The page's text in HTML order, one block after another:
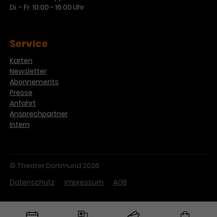
verschiedene Websites hinweg.
Di. - Fr. 10:00 - 16:00 Uhr
Service
Karten
Newsletter
Abonnements
Presse
Anfahrt
Ansprechpartner
Intern
© Theater Dortmund 2026
Datenschutz
Impressum AGB